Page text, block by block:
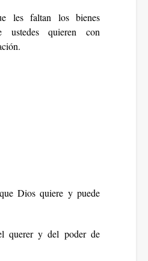
les faltan los bienes
ustedes quieren con
Dios quiere y puede
querer y del poder de